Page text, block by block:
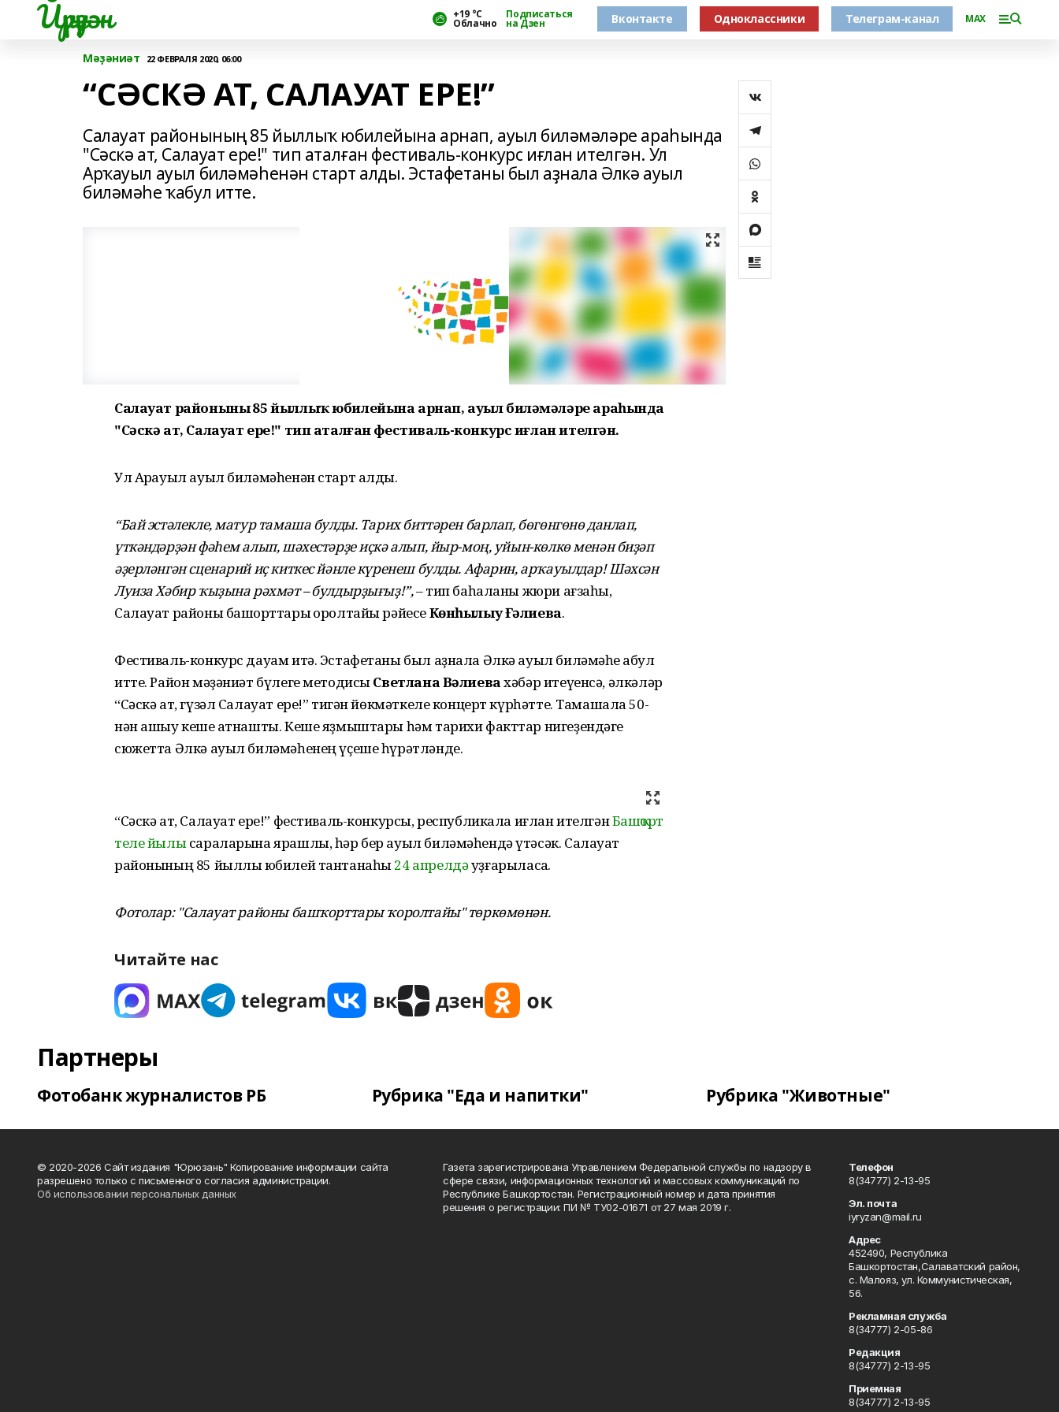
Йүрүҙән +19 °С
Облачно
Подписаться
на Дзен Вконтакте Одноклассники Телеграм-канал MAX
Мәҙәниәт 22 ФЕВРАЛЯ 2020, 06:00
“СӘСКӘ АТ, САЛАУАТ ЕРЕ!”
Салауат районының 85 йыллыҡ юбилейына арнап, ауыл биләмәләре араһында
"Сәскә ат, Салауат ере!" тип аталған фестиваль-конкурс иғлан ителгән. Ул
Арҡауыл ауыл биләмәһенән старт алды. Эстафетаны был аҙнала Әлкә ауыл
биләмәһе ҡабул итте.
Салауат районының 85 йыллыҡ юбилейына арнап, ауыл биләмәләре араһында
"Сәскә ат, Салауат ере!" тип аталған фестиваль-конкурс иғлан ителгән.
Ул Арҡауыл ауыл биләмәһенән старт алды.
“Бай эстәлекле, матур тамаша булды. Тарих биттәрен барлап, бөгөнгөнө данлап,
үткәндәрҙән фәһем алып, шәхестәрҙе иҫкә алып, йыр-моң, уйын-көлкө менән биҙәп
әҙерләнгән сценарий иҫ киткес йәнле күренеш булды. Афарин, арҡауылдар! Шәхсән
Луиза Хәбир ҡыҙына рәхмәт – булдырҙығыҙ!”,– тип баһаланы жюри ағзаһы,
Салауат районы башҡорттары ҡоролтайы рәйесеКөнһылыу Ғәлиева.
Фестиваль-конкурс дауам итә. Эстафетаны был аҙнала Әлкә ауыл биләмәһе ҡабул
итте. Район мәҙәниәт бүлеге методисыСветлана Вәлиевахәбәр итеүенсә, әлкәләр
“Сәскә ат, гүзәл Салауат ере!” тигән йөкмәткеле концерт күрһәтте. Тамашала 50-
нән ашыу кеше ҡатнашты. Кеше яҙмыштары һәм тарихи факттар нигеҙендәге
сюжетта Әлкә ауыл биләмәһенең үҫеше һүрәтләнде.
“Сәскә ат, Салауат ере!” фестиваль-конкурсы, республикала иғлан ителгәнБашҡорт
теле йылысараларына ярашлы, һәр бер ауыл биләмәһендә үтәсәк. Салауат
районының 85 йыллыҡ юбилей тантанаһы24 апрелдәуҙғарыласаҡ.
Фотолар: "Салауат районы башҡорттары ҡоролтайы" төркөмөнән.
Читайте нас
Партнеры
Фотобанк журналистов РБ Рубрика "Еда и напитки" Рубрика "Животные"
© 2020-2026 Сайт издания "Юрюзань" Копирование информации сайта
разрешено только с письменного согласия администрации.
Об использовании персональных данных
Газета зарегистрирована Управлением Федеральной службы по надзору в
сфере связи, информационных технологий и массовых коммуникаций по
Республике Башкортостан. Регистрационный номер и дата принятия
решения о регистрации: ПИ № ТУ02-01671 от 27 мая 2019 г.
Телефон
8(34777) 2-13-95
Эл. почта
iyryzan@mail.ru
Адрес
452490, Республика
Башкортостан,Салаватский район,
с. Малояз, ул. Коммунистическая,
56.
Рекламная служба
8(34777) 2-05-86
Редакция
8(34777) 2-13-95
Приемная
8(34777) 2-13-95